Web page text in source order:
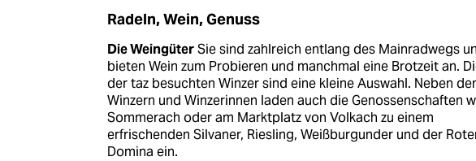
Radeln, Wein, Genuss
Die WeingüterSie sind zahlreich entlang des Mainradwegs
bieten Wein zum Probieren und manchmal eine Brotzeit an.
der taz besuchten Winzer sind eine kleine Auswahl. Neben
Winzern und Winzerinnen laden auch die Genossenschaften
Sommerach oder am Marktplatz von Volkach zu einem
erfrischenden Silvaner, Riesling, Weißburgunder und der
Domina ein.